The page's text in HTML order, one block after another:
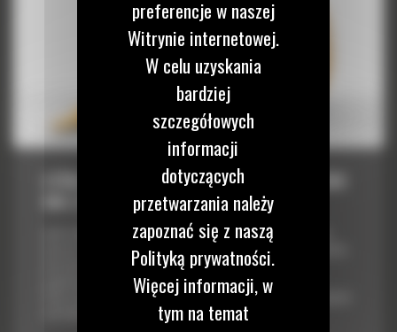
ŁYŻKA O ZWIĘKSZONEJ OBCIĄŻALNOŚCI 2000
MM (79 CALI): 519-5300
Łyżki Cat® to więcej niż tylko dodatek — stanowią rozszerzenie
maszyn Cat. Każda z nich jest idealnie wyważona pod kątem koparek,
aby umożliwić nasypowe transportowanie materiałów bez
negatywnego wpływu na oszczędność paliwa lub stan maszyny.
Stworzyliśmy je w celu szybszego napełniania, utrzymywania kontroli
nad ładunkiem i dopasowania do poszczególnych zadań....
preferencje w naszej
Witrynie internetowej.
W celu uzyskania
bardziej
szczegółowych
informacji
dotyczących
przetwarzania należy
zapoznać się z naszą
Polityką prywatności.
Więcej informacji, w
tym na temat